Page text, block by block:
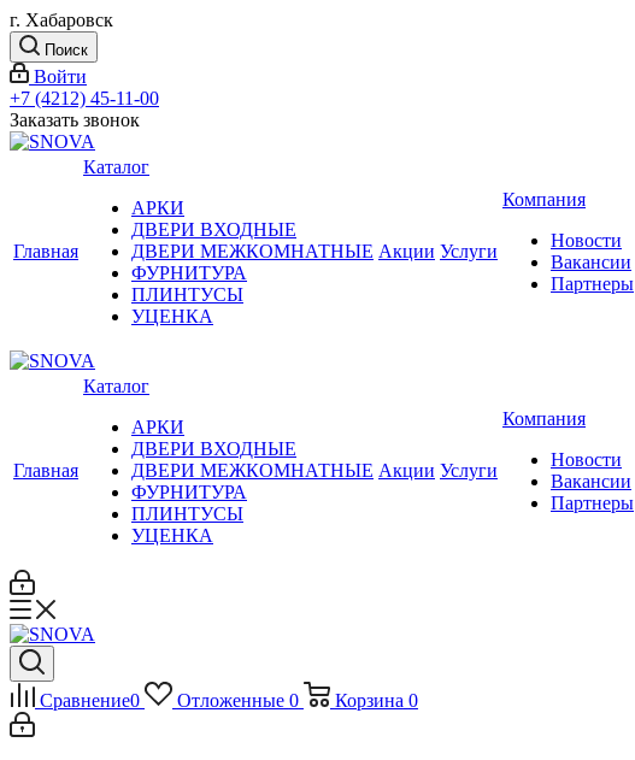
г. Хабаровск
Поиск
Войти
+7 (4212) 45-11-00
Заказать звонок
Главная
Каталог
АРКИ
ДВЕРИ ВХОДНЫЕ
ДВЕРИ МЕЖКОМНАТНЫЕ
ФУРНИТУРА
ПЛИНТУСЫ
УЦЕНКА
Акции Услуги
Компания
Новости
Вакансии
Партнеры
Главная
Каталог
АРКИ
ДВЕРИ ВХОДНЫЕ
ДВЕРИ МЕЖКОМНАТНЫЕ
ФУРНИТУРА
ПЛИНТУСЫ
УЦЕНКА
Акции Услуги
Компания
Новости
Вакансии
Партнеры
Сравнение0 Отложенные 0 Корзина 0